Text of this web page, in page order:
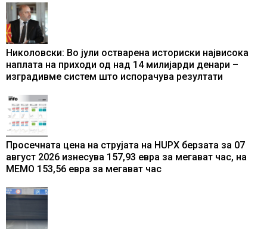
Николовски: Во јули остварена историски највисока
наплата на приходи од над 14 милијарди денари –
изградивме систем што испорачува резултати
Просечната цена на струјата на HUPX берзата за 07
август 2026 изнесува 157,93 евра за мегават час, на
МЕМО 153,56 евра за мегават час